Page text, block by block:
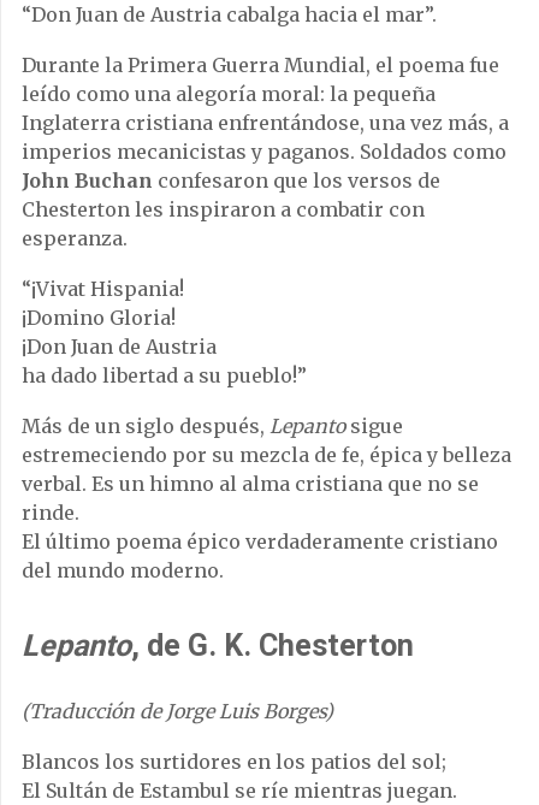
“Don Juan de Austria cabalga hacia el mar”.
Durante la Primera Guerra Mundial, el poema fue
leído como una alegoría moral: la pequeña
Inglaterra cristiana enfrentándose, una vez más, a
imperios mecanicistas y paganos. Soldados como
John Buchan confesaron que los versos de
Chesterton les inspiraron a combatir con
esperanza.
“¡Vivat Hispania!
¡Domino Gloria!
¡Don Juan de Austria
ha dado libertad a su pueblo!”
Más de un siglo después, Lepantosigue
estremeciendo por su mezcla de fe, épica y belleza
verbal. Es un himno al alma cristiana que no se
rinde.
El último poema épico verdaderamente cristiano
del mundo moderno.
Lepanto, de G. K. Chesterton
(Traducción de Jorge Luis Borges)
Blancos los surtidores en los patios del sol;
El Sultán de Estambul se ríe mientras juegan.